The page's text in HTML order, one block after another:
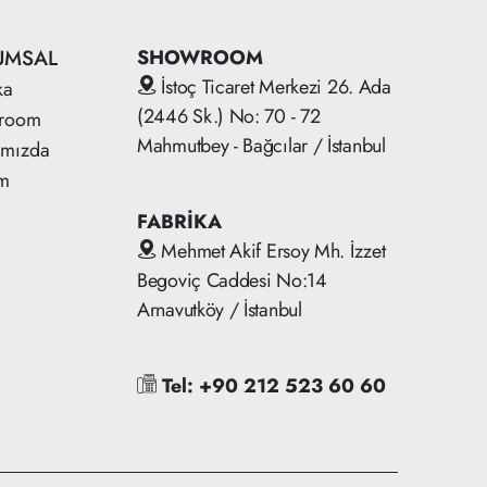
SHOWROOM
İstoç Ticaret Merkezi 26. Ada
(2446 Sk.) No: 70 - 72
Mahmutbey - Bağcılar / İstanbul
FABRİKA
Mehmet Akif Ersoy Mh. İzzet
Begoviç Caddesi No:14
Arnavutköy / İstanbul
Tel: +90 212 523 60 60